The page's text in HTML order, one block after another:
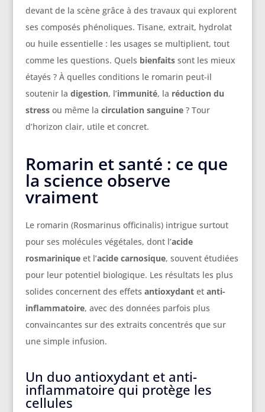
devant de la scène grâce à des travaux qui explorent
ses composés phénoliques. Tisane, extrait, hydrolat
ou huile essentielle : les usages se multiplient, tout
comme les questions. Quels bienfaitssont les mieux
étayés ? À quelles conditions le romarin peut-il
soutenir la digestion, l’immunité, la réduction du
stressou même la circulation sanguine? Tour
d’horizon clair, utile et concret.
Romarin et santé : ce que
la science observe
vraiment
Le romarin (Rosmarinus officinalis) intrigue surtout
pour ses molécules végétales, dont l’acide
rosmariniqueet l’acide carnosique, souvent étudiées
pour leur potentiel biologique. Les résultats les plus
solides concernent des effets antioxydantet anti-
inflammatoire, avec des données parfois plus
convaincantes sur des extraits concentrés que sur
une simple infusion.
Un duo antioxydant et anti-
inflammatoire qui protège les
cellules